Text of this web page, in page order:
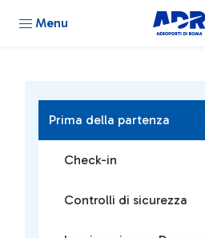
Menu
Prima della partenza
Check-in
Controlli di sicurezza